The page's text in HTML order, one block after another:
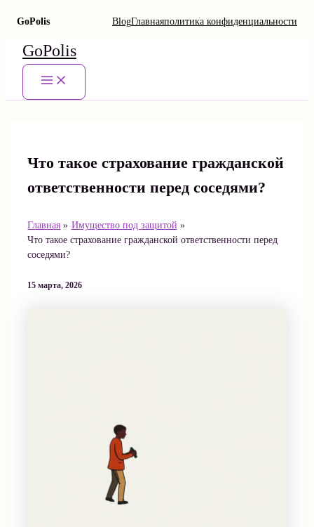
GoPolis BlogГлавнаяполитика конфиденциальности
Перейти
содержимому
GoPolis
Main
Что такое страхование гражданской
ответственности перед соседями?
Главная
Имущество под защитой
Что такое страхование гражданской ответственности перед
соседями?
15 марта, 2026